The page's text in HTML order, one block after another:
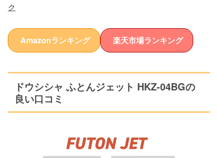
ク
Amazonランキング 楽天市場ランキング
ドウシシャ ふとんジェット HKZ-04BGの
良い口コミ